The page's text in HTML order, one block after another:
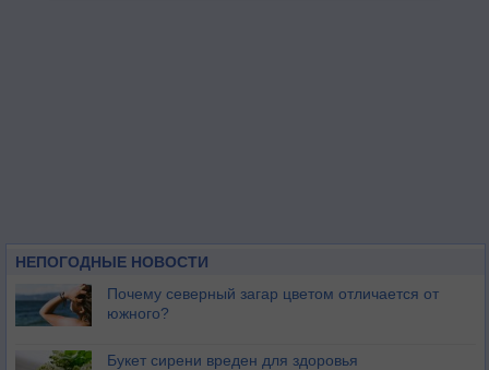
НЕПОГОДНЫЕ НОВОСТИ
Почему северный загар цветом отличается от
южного?
Букет сирени вреден для здоровья